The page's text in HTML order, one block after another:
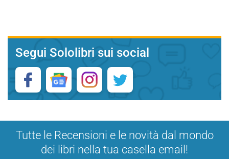
Segui Sololibri sui social
Tutte le Recensioni e le novità dal mondo
dei libri nella tua casella email!